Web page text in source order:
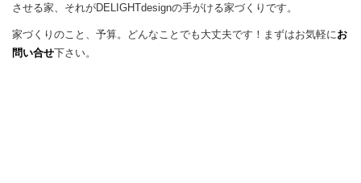
させる家、それがDELIGHTdesignの手がける家づくりです。
家づくりのこと、予算。どんなことでも大丈夫です！まずはお気軽に お
問い合せ下さい。